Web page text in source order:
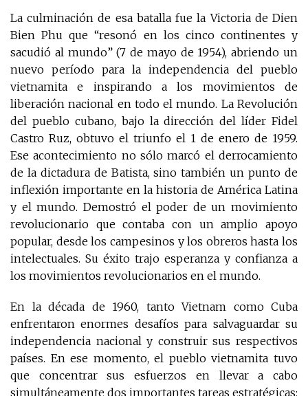
La culminación de esa batalla fue la Victoria de Dien
Bien Phu que “resonó en los cinco continentes y
sacudió al mundo” (7 de mayo de 1954), abriendo un
nuevo período para la independencia del pueblo
vietnamita e inspirando a los movimientos de
liberación nacional en todo el mundo. La Revolución
del pueblo cubano, bajo la dirección del líder Fidel
Castro Ruz, obtuvo el triunfo el 1 de enero de 1959.
Ese acontecimiento no sólo marcó el derrocamiento
de la dictadura de Batista, sino también un punto de
inflexión importante en la historia de América Latina
y el mundo. Demostró el poder de un movimiento
revolucionario que contaba con un amplio apoyo
popular, desde los campesinos y los obreros hasta los
intelectuales. Su éxito trajo esperanza y confianza a
los movimientos revolucionarios en el mundo.
En la década de 1960, tanto Vietnam como Cuba
enfrentaron enormes desafíos para salvaguardar su
independencia nacional y construir sus respectivos
países. En ese momento, el pueblo vietnamita tuvo
que concentrar sus esfuerzos en llevar a cabo
simultáneamente dos importantes tareas estratégicas: